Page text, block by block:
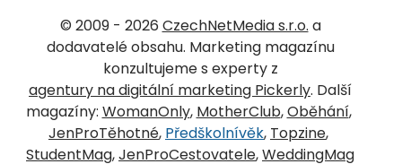
© 2009 - 2026 CzechNetMedia s.r.o. a
dodavatelé obsahu. Marketing magazínu
konzultujeme s experty z
agentury na digitální marketing Pickerly. Další
magazíny: WomanOnly, MotherClub,Oběhání,
JenProTěhotné, Předškolnívěk, Topzine,
StudentMag,JenProCestovatele,WeddingMag